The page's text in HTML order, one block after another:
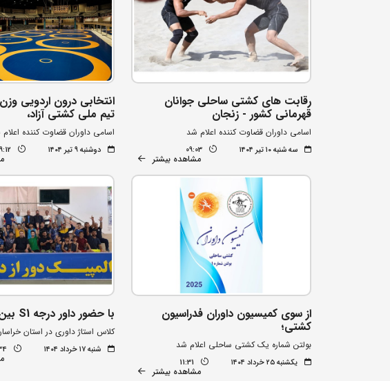
رقابت های کشتی ساحلی جوانان
قهرمانی کشور - زنجان
اسامی داوران قضاوت کننده اعلام شد
سه شنبه ۱۰ تیر ۱۴۰۴ 09:03
مشاهده بیشتر
تیم ملی کشتی آزاد،
اسامی داوران قضاوت کننده
دوشنبه ۹ تیر ۱۴۰۴
از سوی کمیسیون داوران فدراسیون
کشتی؛
بولتن شماره یک کشتی ساحلی اعلام شد
یکشنبه ۲۵ خرداد ۱۴۰۴ 11:31
مشاهده بیشتر
با حضور داور درجه S1 بین المللی،
کلاس استاژ داوری در استان
شنبه ۱۷ خرداد ۱۴۰۴